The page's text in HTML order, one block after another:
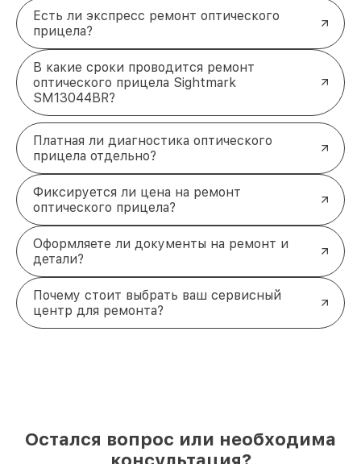
Есть ли экспресс ремонт оптического
прицела?
В какие сроки проводится ремонт
оптического прицела Sightmark
SM13044BR?
Платная ли диагностика оптического
прицела отдельно?
Фиксируется ли цена на ремонт
оптического прицела?
Оформляете ли документы на ремонт и
детали?
Почему стоит выбрать ваш сервисный
центр для ремонта?
Остался вопрос или необходима
консультация?